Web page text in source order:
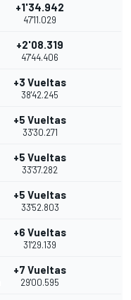
+1'34.942
47'11.029
+2'08.319
47'44.406
+3 Vueltas
38'42.245
+5 Vueltas
33'30.271
+5 Vueltas
33'37.282
+5 Vueltas
33'52.803
+6 Vueltas
31'29.139
+7 Vueltas
29'00.595